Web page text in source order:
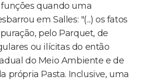
quando uma
em Salles: "(...) os fatos
pelo Parquet, de
ou ilícitas do então
do Meio Ambiente e de
própria Pasta. Inclusive, uma